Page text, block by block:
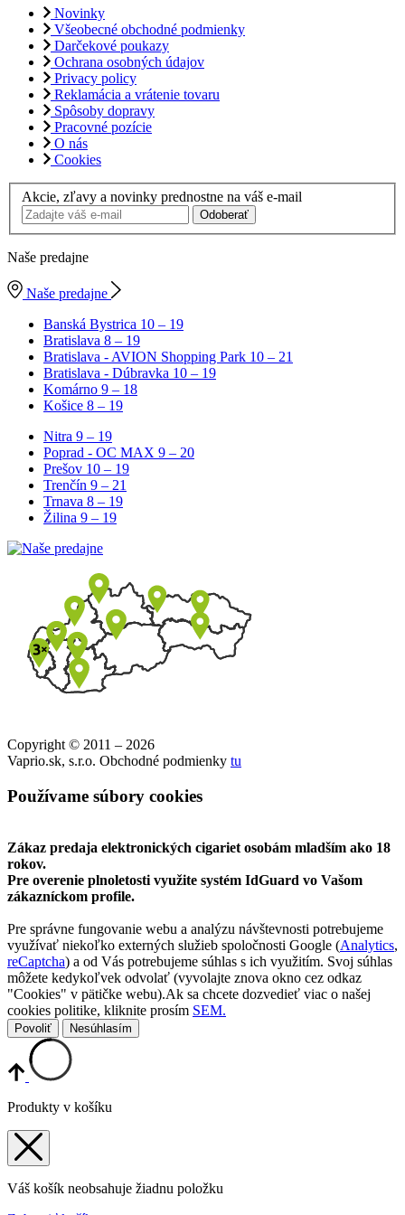
Novinky
Všeobecné obchodné podmienky
Darčekové poukazy
Ochrana osobných údajov
Privacy policy
Reklamácia a vrátenie tovaru
Spôsoby dopravy
Pracovné pozície
O nás
Cookies
Akcie, zľavy a novinky prednostne na váš e-mail
Odoberať
Naše predajne
Naše predajne
Banská Bystrica 10 – 19
Bratislava 8 – 19
Bratislava - AVION Shopping Park 10 – 21
Bratislava - Dúbravka 10 – 19
Komárno 9 – 18
Košice 8 – 19
Nitra 9 – 19
Poprad - OC MAX 9 – 20
Prešov 10 – 19
Trenčín 9 – 21
Trnava 8 – 19
Žilina 9 – 19
Copyright © 2011 – 2026
Vaprio.sk, s.r.o. Obchodné podmienky tu
Používame súbory cookies
Zákaz predaja elektronických cigariet osobám mladším ako 18
rokov.
Pre overenie plnoletosti využite systém IdGuard vo Vašom
zákazníckom profile.
Pre správne fungovanie webu a analýzu návštevnosti potrebujeme
využívať niekoľko externých služieb spoločnosti Google (Analytics,
reCaptcha) a od Vás potrebujeme súhlas s ich využitím. Svoj súhlas
môžete kedykoľvek odvolať (vyvolajte znova okno cez odkaz
"Cookies" v pätičke webu).Ak sa chcete dozvedieť viac o našej
cookies politike, kliknite prosím SEM.
Povoliť Nesúhlasím
Produkty v košíku
Váš košík neobsahuje žiadnu položku